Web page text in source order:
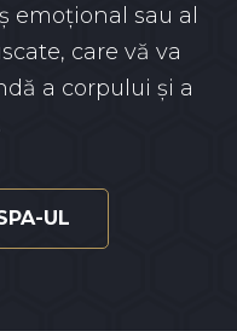
emoțional sau al
care vă va
a corpului și a
UL